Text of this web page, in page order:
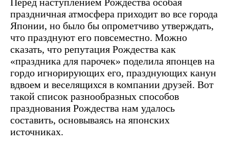
праздничная атмосфера приходит во все города
Японии, но было бы опрометчиво утверждать,
что празднуют его повсеместно. Можно
сказать, что репутация Рождества как
«праздника для парочек» поделила японцев на
гордо игнорирующих его, празднующих канун
вдвоем и веселящихся в компании друзей. Вот
такой список разнообразных способов
празднования Рождества нам удалось
составить, основываясь на японских
источниках.